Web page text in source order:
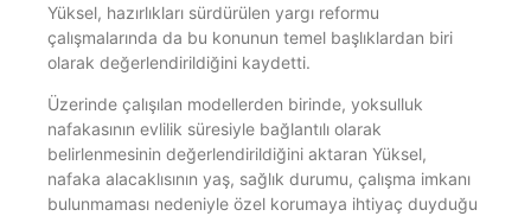
Yüksel, hazırlıkları sürdürülen yargı reformu
çalışmalarında da bu konunun temel başlıklardan biri
olarak değerlendirildiğini kaydetti.
Üzerinde çalışılan modellerden birinde, yoksulluk
nafakasının evlilik süresiyle bağlantılı olarak
belirlenmesinin değerlendirildiğini aktaran Yüksel,
nafaka alacaklısının yaş, sağlık durumu, çalışma imkanı
bulunmaması nedeniyle özel korumaya ihtiyaç duyduğu